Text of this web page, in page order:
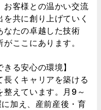
お客様との温かい交流
共に創り上げていく
なたの卓越した技術
ここにあります。
る安心の環境】
くキャリアを築ける
整えています。月9～
加え、産前産後・育